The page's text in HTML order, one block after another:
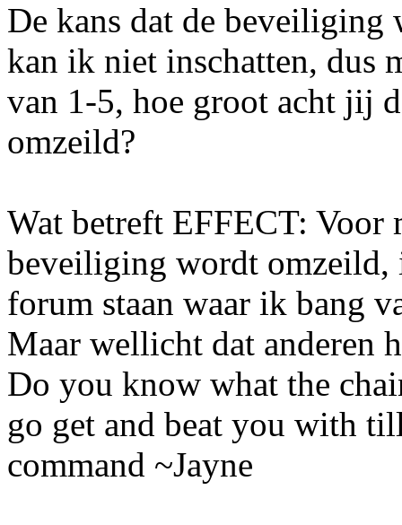
De kans dat de
kan ik niet inschatten, dus
van 1-5, hoe groot acht jij
omzeild?
Wat betreft EFFECT: Voor
beveiliging wordt omzeild,
forum staan waar ik bang
Maar wellicht dat anderen
Do you know what the
go get and beat you with
command ~Jayne